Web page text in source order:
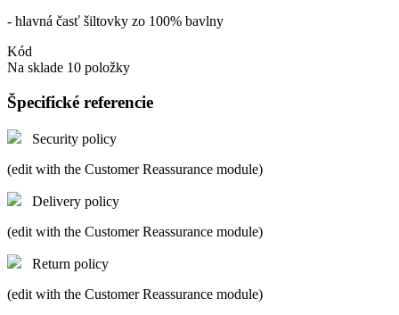
- hlavná časť šiltovky zo 100% bavlny
Kód
Na sklade 10 položky
Špecifické referencie
Security policy
(edit with the Customer Reassurance module)
Delivery policy
(edit with the Customer Reassurance module)
Return policy
(edit with the Customer Reassurance module)